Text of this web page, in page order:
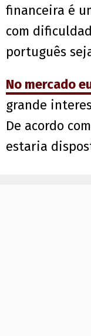
financeira é
com
português
No mercado
grande
De acordo
estaria